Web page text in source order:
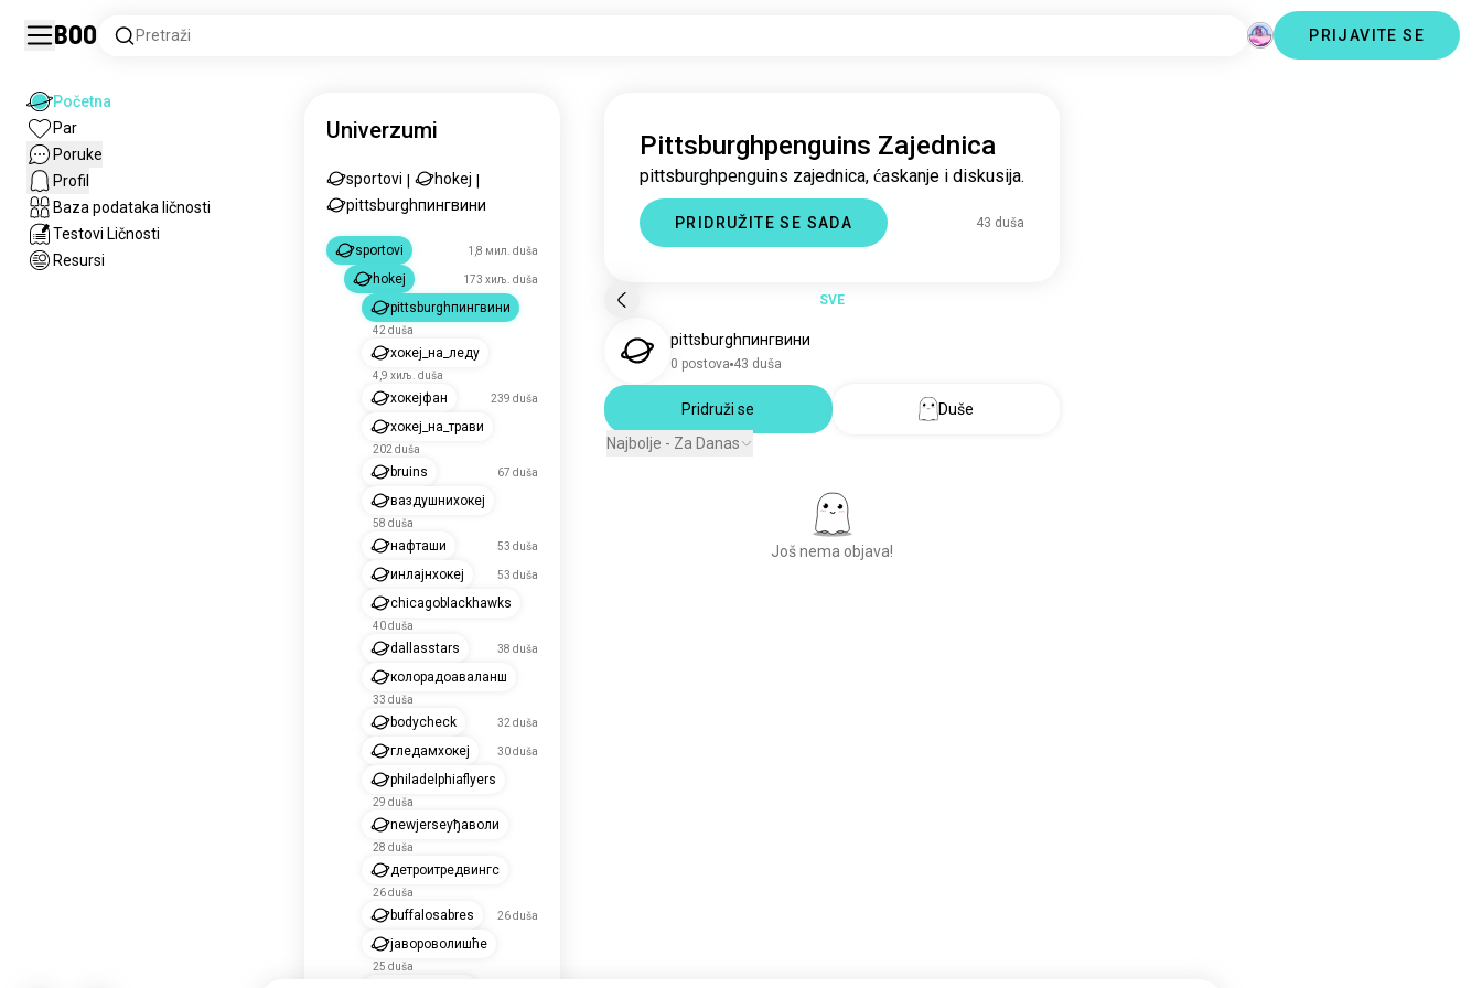
Boo Pretraži PRIJAVITE SE
Početna
Par
Poruke
Profil
Baza podataka ličnosti
Testovi Ličnosti
Resursi
Univerzumi
sportovi hokej
pittsburghпингвини
sportovi 1,8 мил. duša
hokej 173 хиљ. duša
pittsburghпингвини
42 duša
хокеј_на_леду
4,9 хиљ. duša
хокејфан 239 duša
хокеј_на_трави
202 duša
bruins 67 duša
ваздушнихокеј
58 duša
нафташи 53 duša
инлајнхокеј 53 duša
chicagoblackhawks
40 duša
dallasstars 38 duša
колорадоаваланш
33 duša
bodycheck 32 duša
гледамхокеј 30 duša
philadelphiaflyers
29 duša
newjerseyђаволи
28 duša
детроитредвингс
26 duša
buffalosabres 26 duša
јавороволишће
25 duša
Pittsburghpenguins Zajednica
pittsburghpenguins zajednica, ćaskanje i diskusija.
PRIDRUŽITE SE SADA 43 duša
SVE
pittsburghпингвини
0 postova 43 duša
Pridruži se
Duše
Najbolje - Za Danas
Još nema objava!